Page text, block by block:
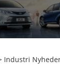
Industri